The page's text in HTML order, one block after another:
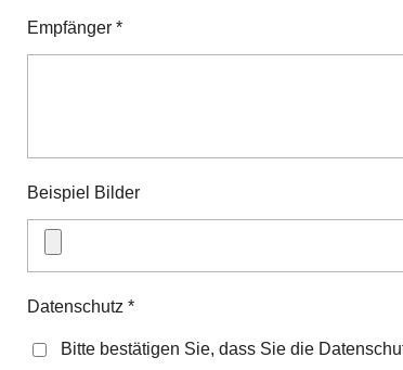
Empfänger *
Beispiel Bilder
Datenschutz *
Bitte bestätigen Sie, dass Sie die